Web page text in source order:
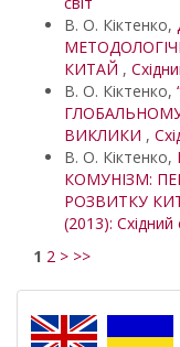
В. О. Кіктенко,
КИТАЙ ,
В. О. Кіктенко,
ГЛОБАЛЬНОМУ
ВИКЛИКИ ,
В. О. Кіктенко,
КОМУНІЗМ:
РОЗВИТКУ
(2013): Східний
1 2 > >>